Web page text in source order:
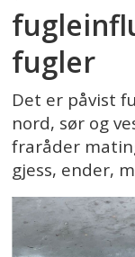
fugler
Det er påvist
nord, sør og
fraråder
gjess, ender,